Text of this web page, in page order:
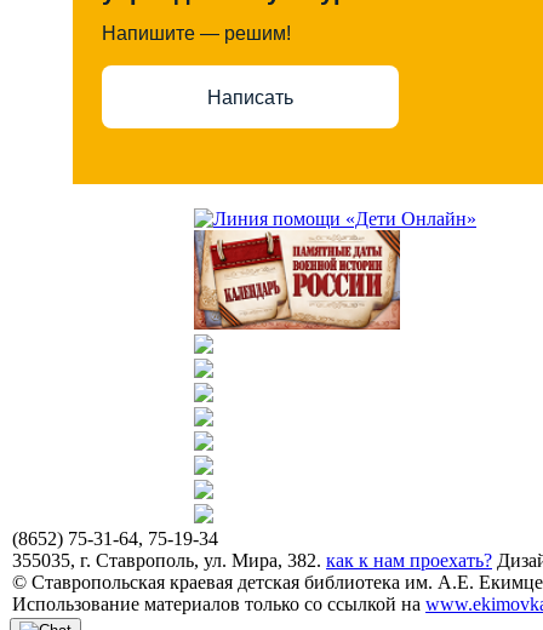
Напишите — решим!
Написать
(8652) 75-31-64, 75-19-34
355035, г. Ставрополь, ул. Мира, 382. как к нам проехать?
© Ставропольская краевая детская библиотека им. А.Е.
Использование материалов только со ссылкой на